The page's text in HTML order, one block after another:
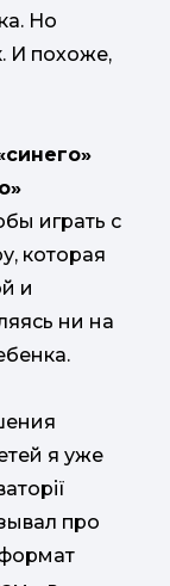
Но
И похоже,
играть с
которая
и
ни на
я уже
про